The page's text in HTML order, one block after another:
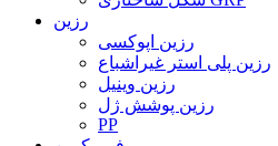
رزین
رزین اپوکسی
رزین پلی استر غیراشباع
رزین وینیل
رزین پوشش ژل
PP